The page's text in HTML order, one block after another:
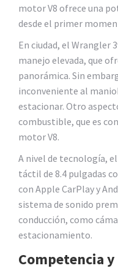
motor V8 ofrece una
desde el primer
En ciudad, el Wrangler
manejo elevada, que
panorámica. Sin
inconveniente al
estacionar. Otro
combustible, que es
motor V8.
A nivel de tecnología,
táctil de 8.4 pulgadas
con Apple CarPlay y
sistema de sonido
conducción, como
estacionamiento.
Competencia